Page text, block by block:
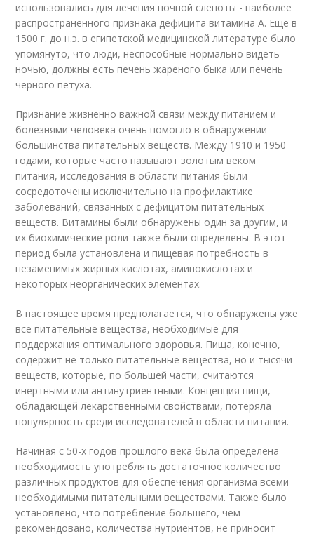
использовались для лечения ночной слепоты - наиболее
распространенного признака дефицита витамина А. Еще в
1500 г. до н.э. в египетской медицинской литературе было
упомянуто, что люди, неспособные нормально видеть
ночью, должны есть печень жареного быка или печень
черного петуха.
Признание жизненно важной связи между питанием и
болезнями человека очень помогло в обнаружении
большинства питательных веществ. Между 1910 и 1950
годами, которые часто называют золотым веком
питания, исследования в области питания были
сосредоточены исключительно на профилактике
заболеваний, связанных с дефицитом питательных
веществ. Витамины были обнаружены один за другим, и
их биохимические роли также были определены. В этот
период была установлена и пищевая потребность в
незаменимых жирных кислотах, аминокислотах и
некоторых неорганических элементах.
В настоящее время предполагается, что обнаружены уже
все питательные вещества, необходимые для
поддержания оптимального здоровья. Пища, конечно,
содержит не только питательные вещества, но и тысячи
веществ, которые, по большей части, считаются
инертными или антинутриентными. Концепция пищи,
обладающей лекарственными свойствами, потеряла
популярность среди исследователей в области питания.
Начиная с 50-х годов прошлого века была определена
необходимость употреблять достаточное количество
различных продуктов для обеспечения организма всеми
необходимыми питательными веществами. Также было
установлено, что потребление большего, чем
рекомендовано, количества нутриентов, не приносит